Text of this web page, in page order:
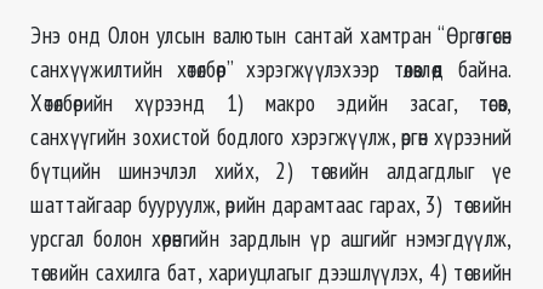
Энэ онд Олон улсын валютын сантай хамтран “Өргөтгөсөн
санхүүжилтийн хөтөлбөр” хэрэгжүүлэхээр төлөвлөөд байна.
Хөтөлбөрийн хүрээнд 1) макро эдийн засаг, төсөв,
санхүүгийн зохистой бодлого хэрэгжүүлж, өргөн хүрээний
бүтцийн шинэчлэл хийх, 2) төсвийн алдагдлыг үе
шаттайгаар бууруулж, өрийн дарамтаас гарах, 3) төсвийн
урсгал болон хөрөнгийн зардлын үр ашгийг нэмэгдүүлж,
төсвийн сахилга бат, хариуцлагыг дээшлүүлэх, 4) төсвийн